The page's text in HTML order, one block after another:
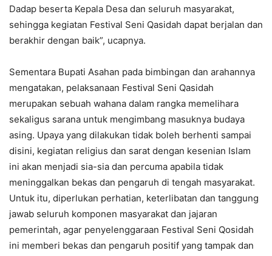
Dadap beserta Kepala Desa dan seluruh masyarakat,
sehingga kegiatan Festival Seni Qasidah dapat berjalan dan
berakhir dengan baik”, ucapnya.
Sementara Bupati Asahan pada bimbingan dan arahannya
mengatakan, pelaksanaan Festival Seni Qasidah
merupakan sebuah wahana dalam rangka memelihara
sekaligus sarana untuk mengimbang masuknya budaya
asing. Upaya yang dilakukan tidak boleh berhenti sampai
disini, kegiatan religius dan sarat dengan kesenian Islam
ini akan menjadi sia-sia dan percuma apabila tidak
meninggalkan bekas dan pengaruh di tengah masyarakat.
Untuk itu, diperlukan perhatian, keterlibatan dan tanggung
jawab seluruh komponen masyarakat dan jajaran
pemerintah, agar penyelenggaraan Festival Seni Qosidah
ini memberi bekas dan pengaruh positif yang tampak dan